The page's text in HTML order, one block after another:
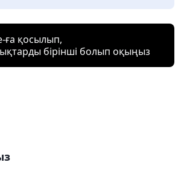
ға қосылып,
бірінші болып оқыңыз